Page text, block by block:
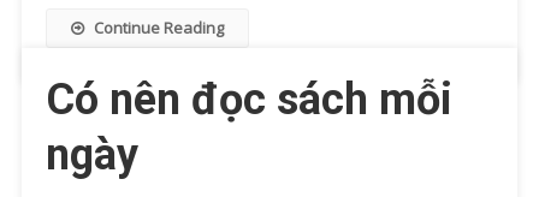
Continue Reading
Có nên đọc sách mỗi
ngày